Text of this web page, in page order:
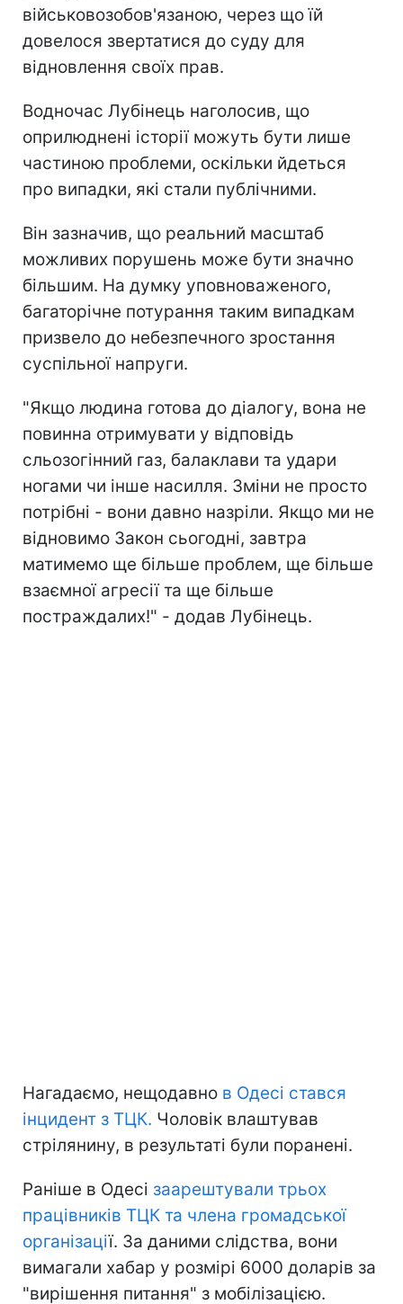
військовозобов'язаною, через що їй
довелося звертатися до суду для
відновлення своїх прав.
Водночас Лубінець наголосив, що
оприлюднені історії можуть бути лише
частиною проблеми, оскільки йдеться
про випадки, які стали публічними.
Він зазначив, що реальний масштаб
можливих порушень може бути значно
більшим. На думку уповноваженого,
багаторічне потурання таким випадкам
призвело до небезпечного зростання
суспільної напруги.
"Якщо людина готова до діалогу, вона не
повинна отримувати у відповідь
сльозогінний газ, балаклави та удари
ногами чи інше насилля. Зміни не просто
потрібні - вони давно назріли. Якщо ми не
відновимо Закон сьогодні, завтра
матимемо ще більше проблем, ще більше
взаємної агресії та ще більше
постраждалих!" - додав Лубінець.
Нагадаємо, нещодавно в Одесі стався
інцидент з ТЦК. Чоловік влаштував
стрілянину, в результаті були поранені.
Раніше в Одесі заарештували трьох
працівників ТЦК та члена громадської
організації. За даними слідства, вони
вимагали хабар у розмірі 6000 доларів за
"вирішення питання" з мобілізацією.